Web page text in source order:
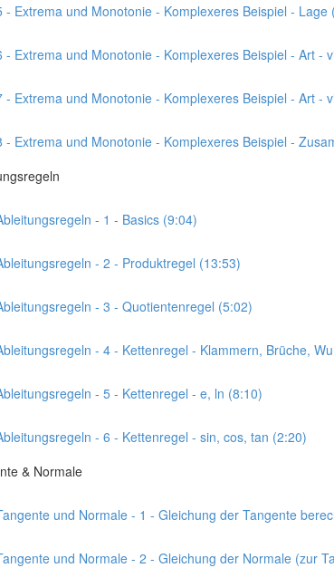
- Extrema und Monotonie - Komplexeres Beispiel - Lage
- Extrema und Monotonie - Komplexeres Beispiel - Art -
- Extrema und Monotonie - Komplexeres Beispiel - Art -
- Extrema und Monotonie - Komplexeres Beispiel -
- 1 - Basics (9:04)
- 2 - Produktregel (13:53)
- 3 - Quotientenregel (5:02)
- 4 - Kettenregel - Klammern, Brüche,
- 5 - Kettenregel - e, ln (8:10)
- 6 - Kettenregel - sin, cos, tan (2:20)
& Normale
und Normale - 1 - Gleichung der Tangente
und Normale - 2 - Gleichung der Normale (zur